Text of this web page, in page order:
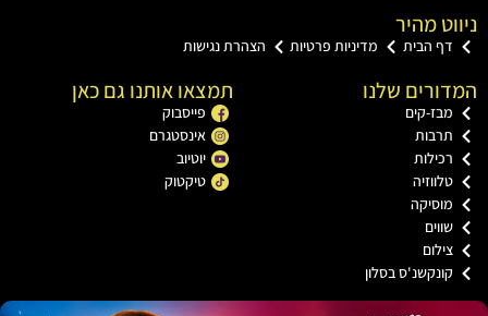
מהיר
הבית מדיניות פרטיות הצהרת נגישות
שלנו
קים
בסלון
תמצאו אותנו גם כאן
פייסבוק
אינסטגרם
יוטיוב
טיקטוק